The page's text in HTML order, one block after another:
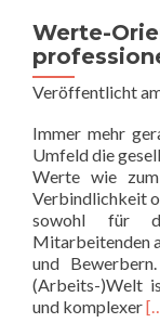
Werte-
Veröffentlicht
Immer mehr
Umfeld die
Werte wie
Verbindlichkeit
sowohl für
Mitarbeitenden
und
(Arbeits-)Welt
und komplexer